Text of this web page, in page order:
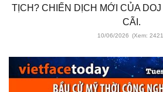
TỊCH? CHIẾN DỊCH MỚI CỦA
CÃI.
10/06/2026 (Xem: